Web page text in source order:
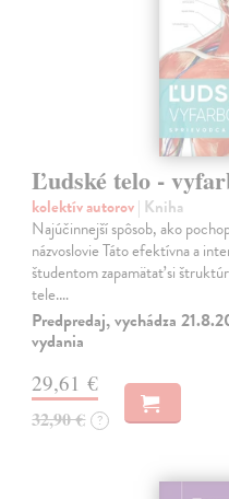
Ľudské telo -
kolektív autorov| Kniha
Najúčinnejší spôsob, ako
názvoslovie Táto efektívna a
študentom zapamätať si
tele.…
Predpredaj, vychádza
vydania
29,61 €
32,90 € ?